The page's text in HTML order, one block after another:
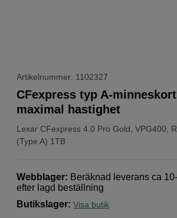
Artikelnummer: 1102327
Lexar CFexpress 4.0 Pro Gold, VPG400,
(Type A) 1TB
CFexpress typ A-minneskort
maximal hastighet
Webblager: Beräknad leverans ca
efter lagd beställning
Butikslager: Visa butik